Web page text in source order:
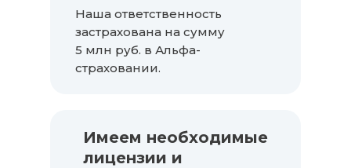
Наша ответственность
застрахована на сумму
5 млн руб. в Альфа-
страховании.
Имеем необходимые
лицензии и